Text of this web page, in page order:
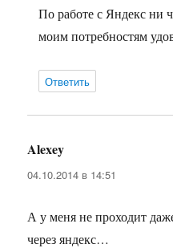
По работе с Яндекс ни
моим потребностям
Ответить
Alexey
04.10.2014 в 14:51
А у меня не проходит
через яндекс…